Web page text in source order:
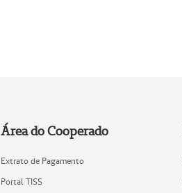
Área do Cooperado
Extrato de Pagamento
Portal TISS